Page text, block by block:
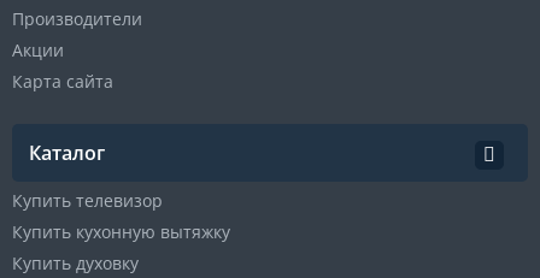
Производители
Акции
Карта сайта
Каталог
Купить телевизор
Купить кухонную вытяжку
Купить духовку